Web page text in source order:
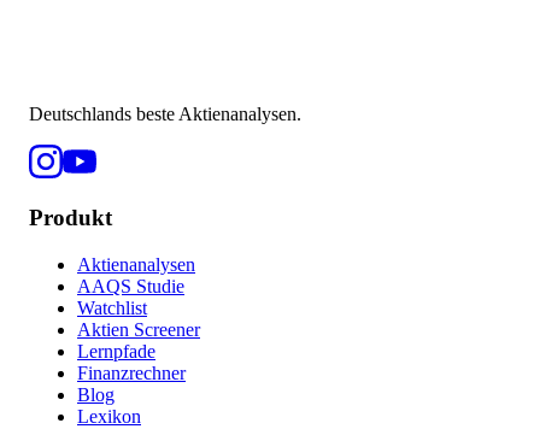
Deutschlands beste Aktienanalysen.
Produkt
Aktienanalysen
AAQS Studie
Watchlist
Aktien Screener
Lernpfade
Finanzrechner
Blog
Lexikon